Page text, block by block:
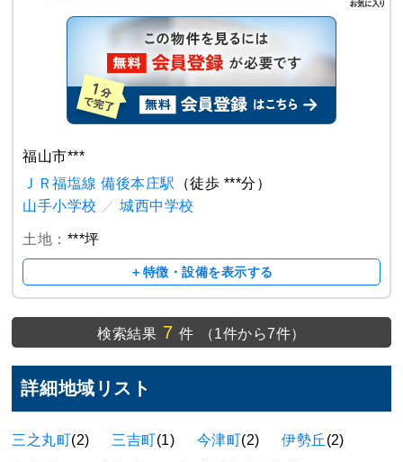
福山市***
ＪＲ福塩線 備後本庄駅
（徒歩 ***分）
山手小学校 ／ 城西中学校
土地： ***坪
＋特徴・設備を表示する
検索結果 7 件 （1件から7件）
詳細地域リスト
三之丸町(2) 三吉町(1) 今津町(2) 伊勢丘 (2)